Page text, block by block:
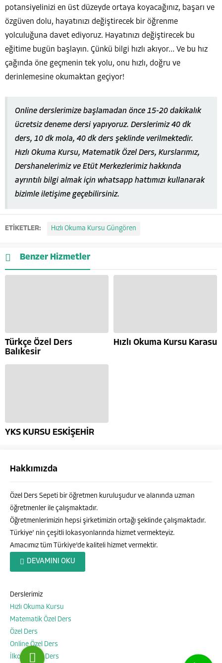
potansiyelinizi en üst düzeyde ortaya koyacağınız, başarı ve
özgüven dolu, hayatınızı değiştirecek bir öğrenme
yolculuğuna davet ediyoruz. Hayatınızı değiştirecek bu
eğitime bugün başlayın. Çünkü bilgi hızlı akıyor… Ve bu hız
çağında öne geçmenin tek yolu, onu hızlı, doğru ve
derinlemesine okumaktan geçiyor!
Online derslerimize başlamadan önce 15-20 dakikalık
ücretsiz deneme dersi yapıyoruz. Derslerimiz 40 dk
ders, 10 dk mola, 40 dk ders şeklinde verilmektedir.
Hızlı Okuma Kursu, Matematik Özel Ders, Kurslarımız,
Dershanelerimiz ve Etüt Merkezlerimiz hakkında
ayrıntılı bilgi almak için whatsapp hattımızı kullanarak
bizimle iletişime geçebilirsiniz.
ETİKETLER: Hızlı Okuma Kursu Güngören
Benzer Hizmetler
Türkçe Özel Ders
Balıkesir
Hızlı Okuma Kursu Karasu
YKS KURSU ESKİŞEHİR
Hakkımızda
Özel Ders Sepeti bir öğretmen kuruluşudur ve alanında uzman
öğretmenler ile çalışmaktadır.
Öğretmenlerimizin hepsi şirketimizin ortağı şeklinde çalışmaktadır.
Türkiye’ nin çeşitli lokasyonlarında hizmet vermekteyiz.
Amacımız tüm Türkiye’de kaliteli hizmet vermektir.
DEVAMINI OKU
Derslerimiz
Hızlı Okuma Kursu
Matematik Özel Ders
Özel Ders
Online Özel Ders
İlkokul Özel Ders
Özel Ders Sepeti